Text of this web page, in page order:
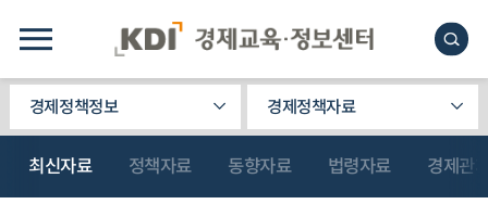
경제정책정보 경제정책자료
최신자료 정책자료 동향자료 법령자료 경제관